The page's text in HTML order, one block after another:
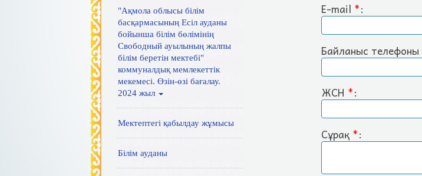
"Ақмола облысы білім
басқармасының Есіл ауданы
бойынша білім бөлімінің
Свободный ауылының жалпы
білім беретін мектебі"
коммуналдық мемлекеттік
мекемесі. Өзін-өзі бағалау.
2024 жыл
Мектептегі қабылдау жұмысы
Білім ауданы
E-mail *:
Байланыс телефоны
ЖСН *:
Сұрақ *: